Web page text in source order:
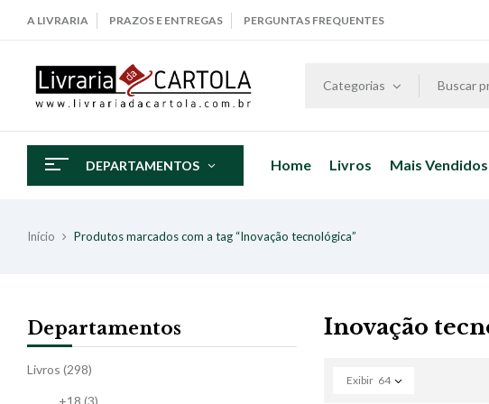
A LIVRARIA PRAZOS E ENTREGAS PERGUNTAS FREQUENTES
Categorias
DEPARTAMENTOS Home Livros Mais Vendidos
Início Produtos marcados com a tag “Inovação tecnológica”
Departamentos
Livros (298)
+18 (3)
Inovação
Exibir 64